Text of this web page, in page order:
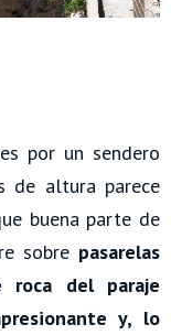
por un sendero
de altura parece
buena parte de
sobre pasarelas
roca del paraje
y, lo